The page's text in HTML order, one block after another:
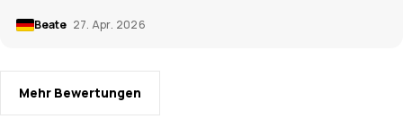
Beate 27. Apr. 2026
Mehr Bewertungen